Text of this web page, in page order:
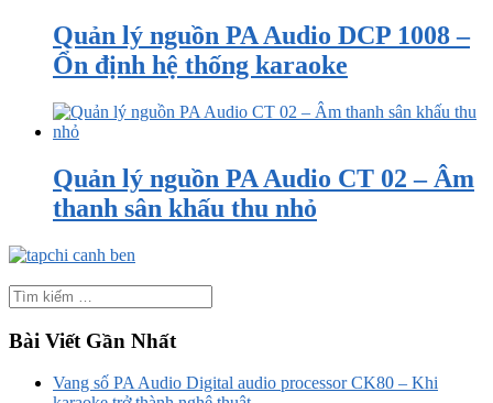
Quản lý nguồn PA Audio DCP 1008 –
Ổn định hệ thống karaoke
Quản lý nguồn PA Audio CT 02 – Âm
thanh sân khấu thu nhỏ
Bài Viết Gần Nhất
Vang số PA Audio Digital audio processor CK80 – Khi